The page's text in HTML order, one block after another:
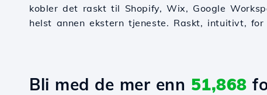
kobler det raskt til Shopify, Wix, Google
helst annen ekstern tjeneste. Raskt, intuitivt,
Bli med de mer enn 51,868